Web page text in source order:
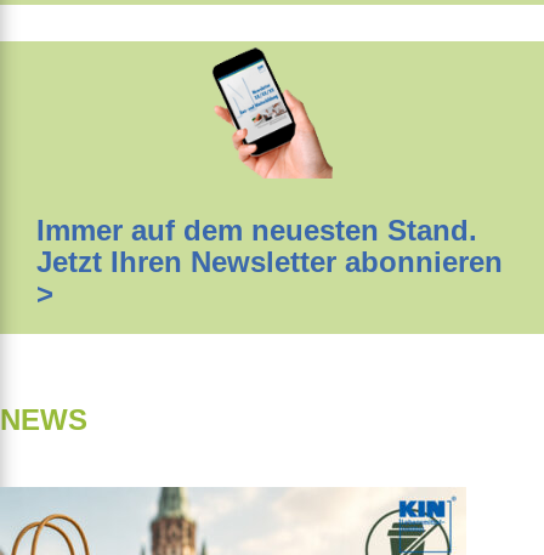
Immer auf dem neuesten Stand.
Jetzt Ihren Newsletter abonnieren
>
NEWS